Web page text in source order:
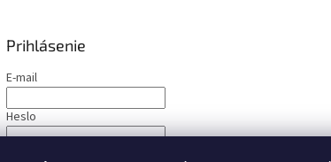
Prihlásenie
E-mail
Heslo